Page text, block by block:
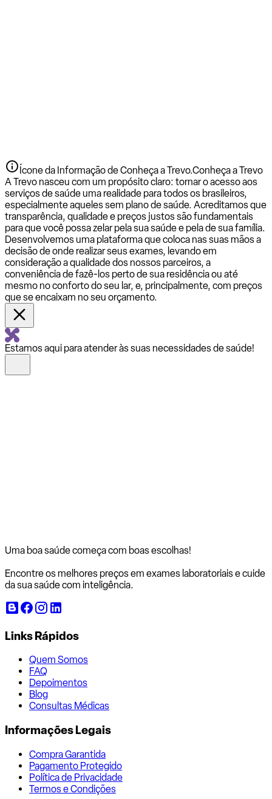
Ícone da Informação de Conheça a Trevo.Conheça a Trevo
A Trevo nasceu com um propósito claro: tornar o acesso aos
serviços de saúde uma realidade para todos os brasileiros,
especialmente aqueles sem plano de saúde. Acreditamos que
transparência, qualidade e preços justos são fundamentais
para que você possa zelar pela sua saúde e pela de sua família.
Desenvolvemos uma plataforma que coloca nas suas mãos a
decisão de onde realizar seus exames, levando em
consideração a qualidade dos nossos parceiros, a
conveniência de fazê-los perto de sua residência ou até
mesmo no conforto do seu lar, e, principalmente, com preços
que se encaixam no seu orçamento.
Estamos aqui para atender às suas necessidades de saúde!
Uma boa saúde começa com boas escolhas!
Encontre os melhores preços em exames laboratoriais e cuide
da sua saúde com inteligência.
Links Rápidos
Quem Somos
FAQ
Depoimentos
Blog
Consultas Médicas
Informações Legais
Compra Garantida
Pagamento Protegido
Política de Privacidade
Termos e Condições